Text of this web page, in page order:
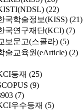
(22)
국학술정보(KISS) (21)
국연구재단(KCI) (7)
보문고(스콜라) (5)
술교육원(eArticle) (2)
등재 (25)
(9)
(7)
우수등재 (5)